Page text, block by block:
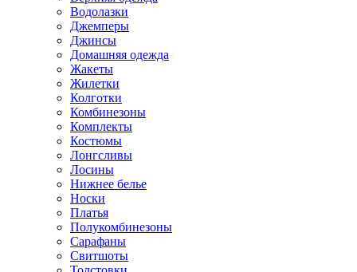
Водолазки
Джемперы
Джинсы
Домашняя одежда
Жакеты
Жилетки
Колготки
Комбинезоны
Комплекты
Костюмы
Лонгсливы
Лосины
Нижнее белье
Носки
Платья
Полукомбинезоны
Сарафаны
Свитшоты